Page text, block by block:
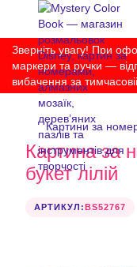
Зверніть увагу! При
маркери та ручки —
вибачення за
Картини за
Картина за
букет лілій
АРТИКУЛ:BS52767